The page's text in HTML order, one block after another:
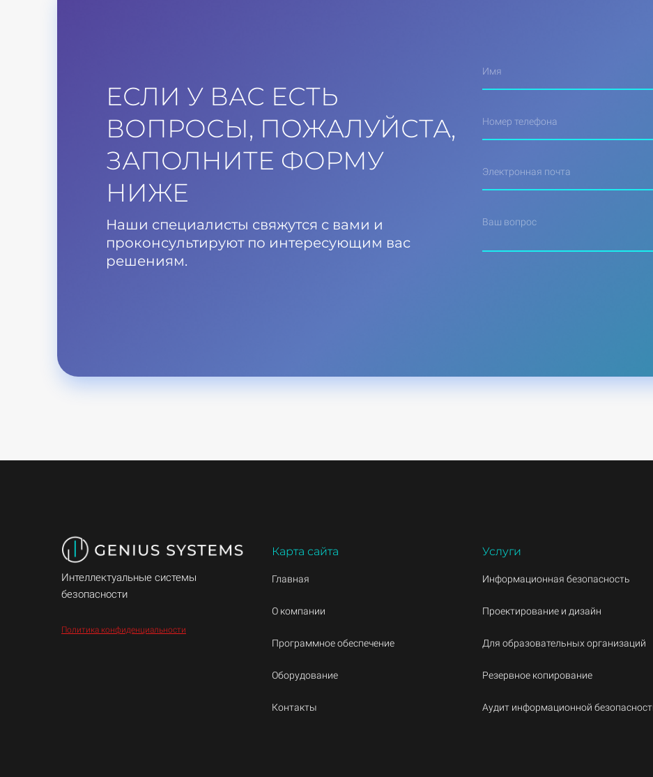
ЕСЛИ У ВАС ЕСТЬ
ВОПРОСЫ, ПОЖАЛУЙСТА,
ЗАПОЛНИТЕ ФОРМУ
НИЖЕ
Наши специалисты свяжутся с вами и
проконсультируют по интересующим вас
решениям.
Имя
Номер телефона
Электронная почта
Ваш вопрос
Интеллектуальные системы
безопасности
Политика конфиденциальности
Карта сайта
Главная
О компании
Программное обеспечение
Оборудование
Контакты
Услуги
Информационная безопасность
Проектирование и дизайн
Для образовательных организаций
Резервное копирование
Аудит информационной